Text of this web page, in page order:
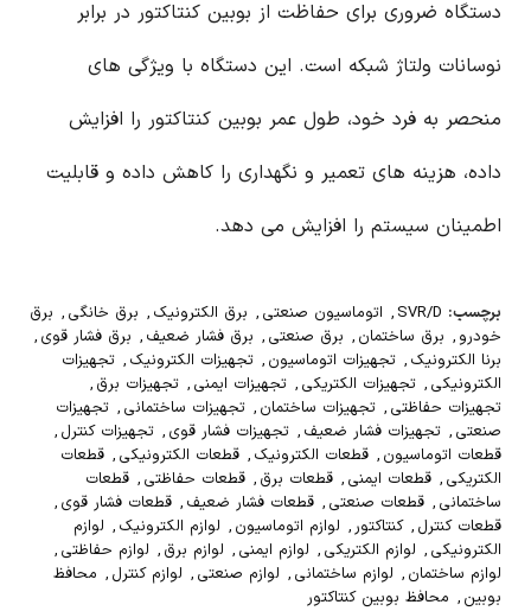
دستگاه ضروری برای حفاظت از بوبین کنتاکتور در برابر
نوسانات ولتاژ شبکه است. این دستگاه با ویژگی های
منحصر به فرد خود، طول عمر بوبین کنتاکتور را افزایش
داده، هزینه های تعمیر و نگهداری را کاهش داده و قابلیت
اطمینان سیستم را افزایش می دهد.
برچسب: SVR/D
, اتوماسیون صنعتی , برق الکترونیک , برق خانگی , برق
خودرو , برق ساختمان , برق صنعتی , برق فشار ضعیف , برق فشار قوی ,
برنا الکترونیک , تجهیزات اتوماسیون , تجهیزات الکترونیک , تجهیزات
الکترونیکی , تجهیزات الکتریکی , تجهیزات ایمنی , تجهیزات برق ,
تجهیزات حفاظتی , تجهیزات ساختمان , تجهیزات ساختمانی , تجهیزات
صنعتی , تجهیزات فشار ضعیف , تجهیزات فشار قوی , تجهیزات کنترل ,
قطعات اتوماسیون , قطعات الکترونیک , قطعات الکترونیکی , قطعات
الکتریکی , قطعات ایمنی , قطعات برق , قطعات حفاظتی , قطعات
ساختمانی , قطعات صنعتی , قطعات فشار ضعیف , قطعات فشار قوی ,
قطعات کنترل , کنتاکتور , لوازم اتوماسیون , لوازم الکترونیک , لوازم
الکترونیکی , لوازم الکتریکی , لوازم ایمنی , لوازم برق , لوازم حفاظتی ,
لوازم ساختمان , لوازم ساختمانی , لوازم صنعتی , لوازم کنترل , محافظ
بوبین , محافظ بوبین کنتاکتور